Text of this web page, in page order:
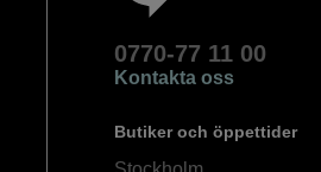
0770-77 11 00
Kontakta oss
Butiker och öppettider